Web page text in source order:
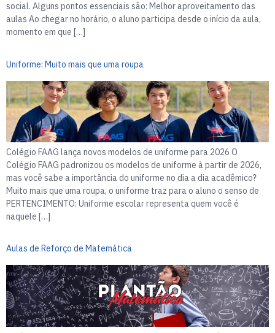
social. Alguns pontos essenciais são: Melhor aproveitamento das
aulas Ao chegar no horário, o aluno participa desde o início da aula,
momento em que […]
Uniforme: Muito mais que uma roupa
Colégio FAAG lança novos modelos de uniforme para 2026 O
Colégio FAAG padronizou os modelos de uniforme à partir de 2026,
mas você sabe a importância do uniforme no dia a dia acadêmico?
Muito mais que uma roupa, o uniforme traz para o aluno o senso de
PERTENCIMENTO: Uniforme escolar representa quem você é
naquele […]
Aulas de Reforço de Matemática